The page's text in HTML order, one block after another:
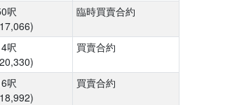
呎
臨時買賣合約
呎
買賣合約
呎
買賣合約